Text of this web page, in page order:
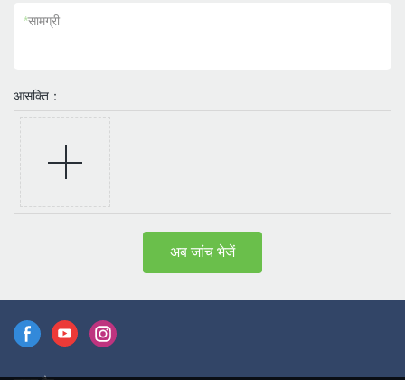
*सामग्री
आसक्ति：
अब जांच भेजें